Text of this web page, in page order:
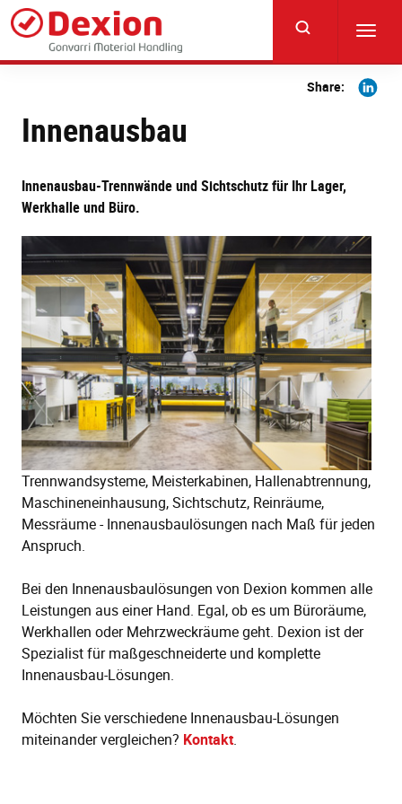
Skip
main
content
Share:
Share
Innenausbau
Innenausbau-Trennwände und Sichtschutz für Ihr Lager,
Werkhalle und Büro.
Trennwandsysteme, Meisterkabinen, Hallenabtrennung,
Maschineneinhausung, Sichtschutz, Reinräume,
Messräume - Innenausbaulösungen nach Maß für jeden
Anspruch.
Bei den Innenausbaulösungen von Dexion kommen alle
Leistungen aus einer Hand. Egal, ob es um Büroräume,
Werkhallen oder Mehrzweckräume geht. Dexion ist der
Spezialist für maßgeschneiderte und komplette
Innenausbau-Lösungen.
Möchten Sie verschiedene Innenausbau-Lösungen
miteinander vergleichen? Kontakt.